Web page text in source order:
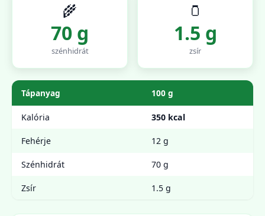
🌾
70 g
szénhidrát
🫙
1.5 g
zsír
Tápanyag 100 g
Kalória 350 kcal
Fehérje 12 g
Szénhidrát 70 g
Zsír 1.5 g